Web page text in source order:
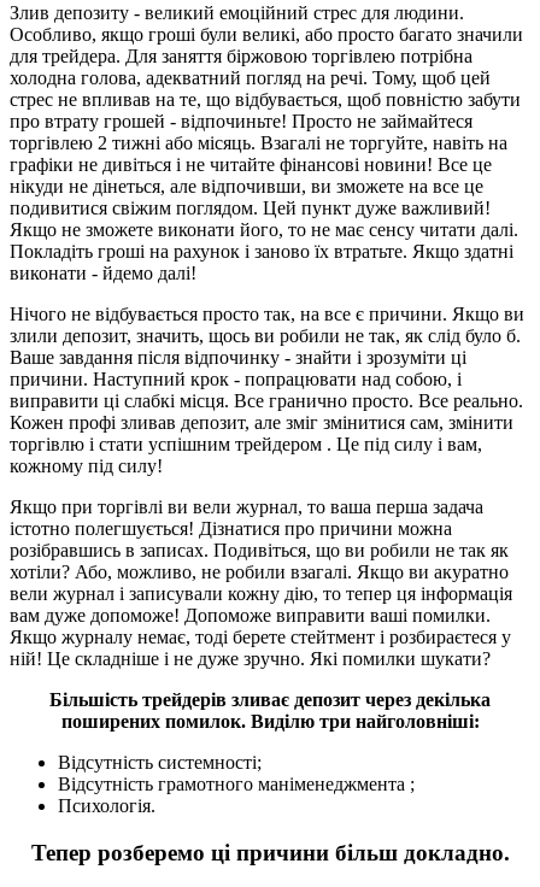
Злив депозиту - великий емоційний стрес для людини.
Особливо, якщо гроші були великі, або просто багато значили
для трейдера. Для заняття біржовою торгівлею потрібна
холодна голова, адекватний погляд на речі. Тому, щоб цей
стрес не впливав на те, що відбувається, щоб повністю забути
про втрату грошей - відпочиньте! Просто не займайтеся
торгівлею 2 тижні або місяць. Взагалі не торгуйте, навіть на
графіки не дивіться і не читайте фінансові новини! Все це
нікуди не дінеться, але відпочивши, ви зможете на все це
подивитися свіжим поглядом. Цей пункт дуже важливий!
Якщо не зможете виконати його, то не має сенсу читати далі.
Покладіть гроші на рахунок і заново їх втратьте. Якщо здатні
виконати - йдемо далі!
Нічого не відбувається просто так, на все є причини. Якщо ви
злили депозит, значить, щось ви робили не так, як слід було б.
Ваше завдання після відпочинку - знайти і зрозуміти ці
причини. Наступний крок - попрацювати над собою, і
виправити ці слабкі місця. Все гранично просто. Все реально.
Кожен профі зливав депозит, але зміг змінитися сам, змінити
торгівлю і стати успішним трейдером . Це під силу і вам,
кожному під силу!
Якщо при торгівлі ви вели журнал, то ваша перша задача
істотно полегшується! Дізнатися про причини можна
розібравшись в записах. Подивіться, що ви робили не так як
хотіли? Або, можливо, не робили взагалі. Якщо ви акуратно
вели журнал і записували кожну дію, то тепер ця інформація
вам дуже допоможе! Допоможе виправити ваші помилки.
Якщо журналу немає, тоді берете стейтмент і розбираєтеся у
ній! Це складніше і не дуже зручно. Які помилки шукати?
Більшість трейдерів зливає депозит через декілька
поширених помилок. Виділю три найголовніші:
Відсутність системності;
Відсутність грамотного маніменеджмента ;
Психологія.
Тепер розберемо ці причини більш докладно.